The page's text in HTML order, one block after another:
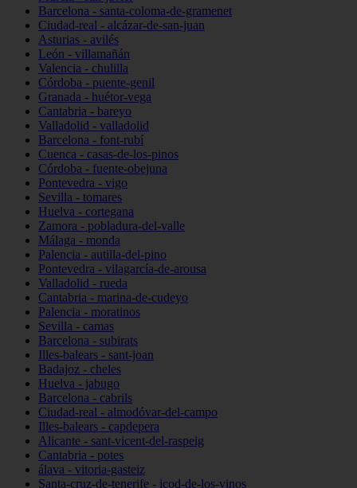
Barcelona - santa-coloma-de-gramenet
Ciudad-real - alcázar-de-san-juan
Asturias - avilés
León - villamañán
Valencia - chulilla
Córdoba - puente-genil
Granada - huétor-vega
Cantabria - bareyo
Valladolid - valladolid
Barcelona - font-rubí
Cuenca - casas-de-los-pinos
Córdoba - fuente-obejuna
Pontevedra - vigo
Sevilla - tomares
Huelva - cortegana
Zamora - pobladura-del-valle
Málaga - monda
Palencia - autilla-del-pino
Pontevedra - vilagarcía-de-arousa
Valladolid - rueda
Cantabria - marina-de-cudeyo
Palencia - moratinos
Sevilla - camas
Barcelona - subirats
Illes-balears - sant-joan
Badajoz - cheles
Huelva - jabugo
Barcelona - cabrils
Ciudad-real - almodóvar-del-campo
Illes-balears - capdepera
Alicante - sant-vicent-del-raspeig
Cantabria - potes
álava - vitoria-gasteiz
Santa-cruz-de-tenerife - icod-de-los-vinos